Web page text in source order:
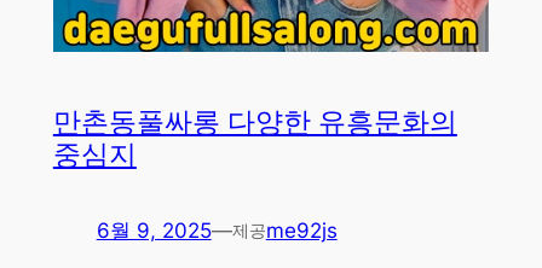
만촌동풀싸롱 다양한 유흥문화의
중심지
6월 9, 2025—제공me92js